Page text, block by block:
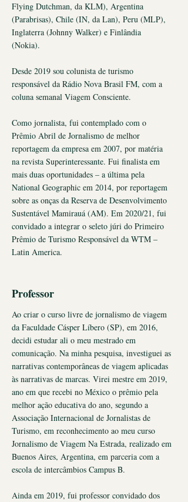
Flying Dutchman, da KLM), Argentina
(Parabrisas), Chile (IN, da Lan), Peru (MLP),
Inglaterra (Johnny Walker) e Finlândia
(Nokia).
Desde 2019 sou colunista de turismo
responsável da Rádio Nova Brasil FM, com a
coluna semanal Viagem Consciente.
Como jornalista, fui contemplado com o
Prêmio Abril de Jornalismo de melhor
reportagem da empresa em 2007, por matéria
na revista Superinteressante. Fui finalista em
mais duas oportunidades – a última pela
National Geographic em 2014, por reportagem
sobre as onças da Reserva de Desenvolvimento
Sustentável Mamirauá (AM). Em 2020/21, fui
convidado a integrar o seleto júri do Primeiro
Prêmio de Turismo Responsável da WTM –
Latin America.
Professor
Ao criar o curso livre de jornalismo de viagem
da Faculdade Cásper Líbero (SP), em 2016,
decidi estudar ali o meu mestrado em
comunicação. Na minha pesquisa, investiguei as
narrativas contemporâneas de viagem aplicadas
às narrativas de marcas. Virei mestre em 2019,
ano em que recebi no México o prêmio pela
melhor ação educativa do ano, segundo a
Associação Internacional de Jornalistas de
Turismo, em reconhecimento ao meu curso
Jornalismo de Viagem Na Estrada, realizado em
Buenos Aires, Argentina, em parceria com a
escola de intercâmbios Campus B.
Ainda em 2019, fui professor convidado dos